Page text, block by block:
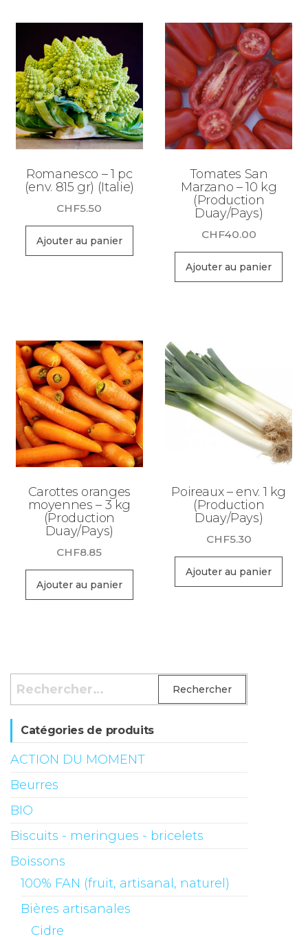
Romanesco – 1 pc
(env. 815 gr) (Italie)
CHF5.50
Ajouter au panier
Tomates San
Marzano – 10 kg
(Production
Duay/Pays)
CHF40.00
Ajouter au panier
Carottes oranges
moyennes – 3 kg
(Production
Duay/Pays)
CHF8.85
Ajouter au panier
Poireaux – env. 1 kg
(Production
Duay/Pays)
CHF5.30
Ajouter au panier
Rechercher :
Catégories de produits
ACTION DU MOMENT
Beurres
BIO
Biscuits - meringues - bricelets
Boissons
100% FAN (fruit, artisanal, naturel)
Bières artisanales
Cidre